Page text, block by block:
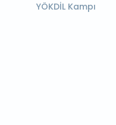
YÖKDİL Kampı